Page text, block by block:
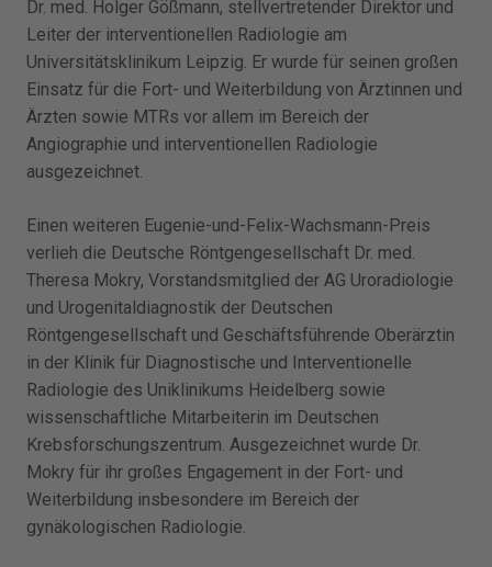
Dr. med. Holger Gößmann, stellvertretender Direktor und
Leiter der interventionellen Radiologie am
Universitätsklinikum Leipzig. Er wurde für seinen großen
Einsatz für die Fort- und Weiterbildung von Ärztinnen und
Ärzten sowie MTRs vor allem im Bereich der
Angiographie und interventionellen Radiologie
ausgezeichnet.
Einen weiteren Eugenie-und-Felix-Wachsmann-Preis
verlieh die Deutsche Röntgengesellschaft Dr. med.
Theresa Mokry, Vorstandsmitglied der AG Uroradiologie
und Urogenitaldiagnostik der Deutschen
Röntgengesellschaft und Geschäftsführende Oberärztin
in der Klinik für Diagnostische und Interventionelle
Radiologie des Uniklinikums Heidelberg sowie
wissenschaftliche Mitarbeiterin im Deutschen
Krebsforschungszentrum. Ausgezeichnet wurde Dr.
Mokry für ihr großes Engagement in der Fort- und
Weiterbildung insbesondere im Bereich der
gynäkologischen Radiologie.